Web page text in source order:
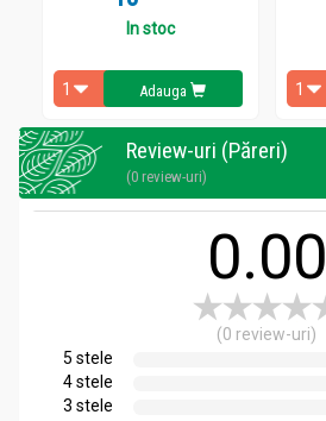
In stoc
Adauga
Review-uri (Păreri)
(0 review-uri)
0.00
(0 review-uri)
5 stele
4 stele
3 stele